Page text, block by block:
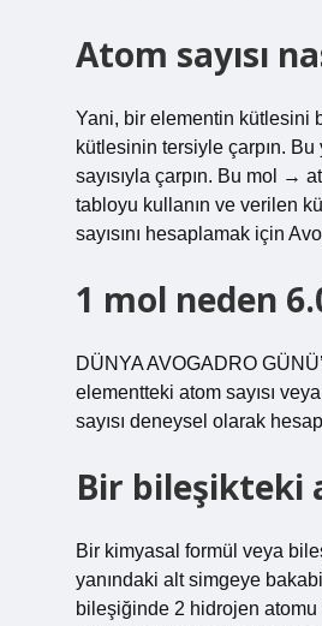
Atom sayısı
Yani, bir elementin kütlesini
kütlesinin tersiyle çarpın. Bu
sayısıyla çarpın. Bu mol →
tabloyu kullanın ve verilen
sayısını hesaplamak için
1 mol neden
DÜNYA AVOGADRO
elementteki atom sayısı
sayısı deneysel olarak
Bir bileşikteki
Bir kimyasal formül veya
yanındaki alt simgeye
bileşiğinde 2 hidrojen